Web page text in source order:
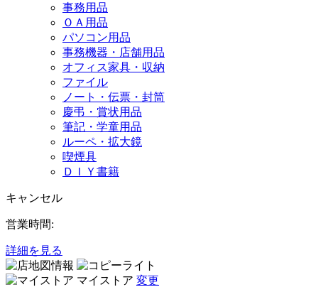
事務用品
ＯＡ用品
パソコン用品
事務機器・店舗用品
オフィス家具・収納
ファイル
ノート・伝票・封筒
慶弔・賞状用品
筆記・学童用品
ルーペ・拡大鏡
喫煙具
ＤＩＹ書籍
キャンセル
営業時間:
詳細を見る
マイストア 変更